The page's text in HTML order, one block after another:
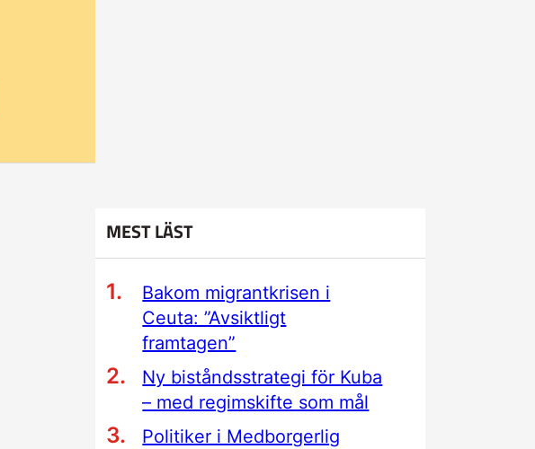
MEST LÄST
Bakom migrantkrisen i
Ceuta: ”Avsiktligt
framtagen”
Ny biståndsstrategi för Kuba
– med regimskifte som mål
Politiker i Medborgerlig